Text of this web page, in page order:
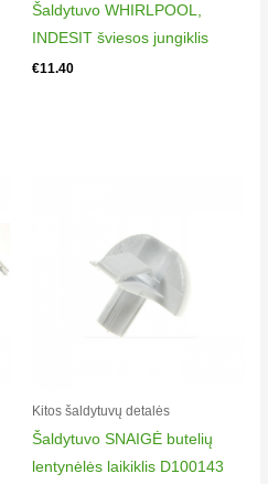
Šaldytuvo WHIRLPOOL,
INDESIT šviesos jungiklis
€11.40
Kitos šaldytuvų detalės
Šaldytuvo SNAIGĖ butelių
lentynėlės laikiklis D100143